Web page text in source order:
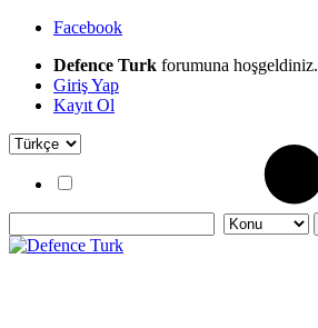
Facebook
Defence Turk forumuna hoşgeldiniz.
Giriş Yap
Kayıt Ol